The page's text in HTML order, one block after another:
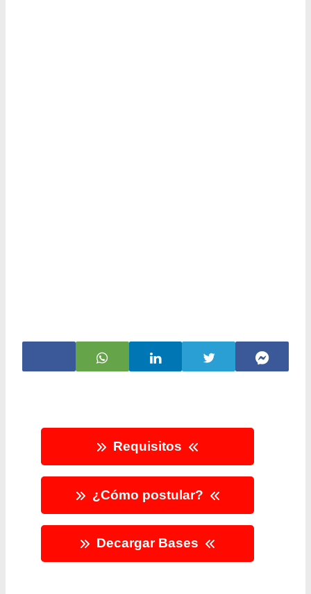
Requisitos
¿Cómo postular?
Decargar Bases